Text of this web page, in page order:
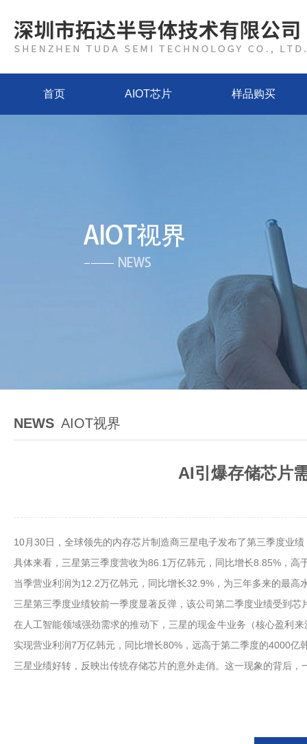
首页 AIOT芯片 样品购买
NEWS AIOT视界
AI引爆存储芯片
10月30日，全球领先的内存芯片制造商三星电子发布了第三季度业
具体来看，三星第三季度营收为86.1万亿韩元，同比增长8.85%，
当季营业利润为12.2万亿韩元，同比增长32.9%，为三年多来的最
三星第三季度业绩较前一季度显著反弹，该公司第二季度业绩受到
在人工智能领域强劲需求的推动下，三星的现金牛业务（核心盈
实现营业利润7万亿韩元，同比增长80%，远高于第二季度的4000亿
三星业绩好转，反映出传统存储芯片的意外走俏。这一现象的背后